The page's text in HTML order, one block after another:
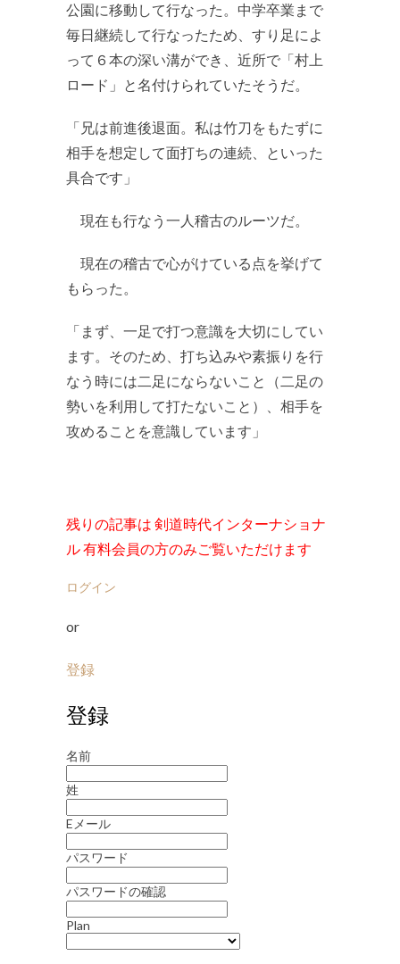
公園に移動して行なった。中学卒業まで
毎日継続して行なったため、すり足によ
って６本の深い溝ができ、近所で「村上
ロード」と名付けられていたそうだ。
「兄は前進後退面。私は竹刀をもたずに
相手を想定して面打ちの連続、といった
具合です」
現在も行なう一人稽古のルーツだ。
現在の稽古で心がけている点を挙げて
もらった。
「まず、一足で打つ意識を大切にしてい
ます。そのため、打ち込みや素振りを行
なう時には二足にならないこと（二足の
勢いを利用して打たないこと）、相手を
攻めることを意識しています」
残りの記事は 剣道時代インターナショナ
ル 有料会員の方のみご覧いただけます
ログイン
or
登録
登録
名前
姓
Eメール
パスワード
パスワードの確認
Plan